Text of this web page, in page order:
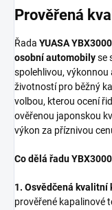
Prověřená
Řada YUASA YBX3000
osobní automobilyse
spolehlivou,
životností pro běžný
volbou, kterou ocení
ověřenou japonskou
výkon za příznivou
Co dělá řadu
1. Osvědčená kvalitní
prověřené kapalinové